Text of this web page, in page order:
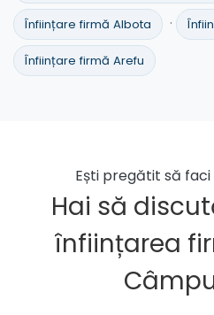
Înființare firmă Albota ·
Înființare firmă Arefu
Ești pregătit să
Hai să
înființarea